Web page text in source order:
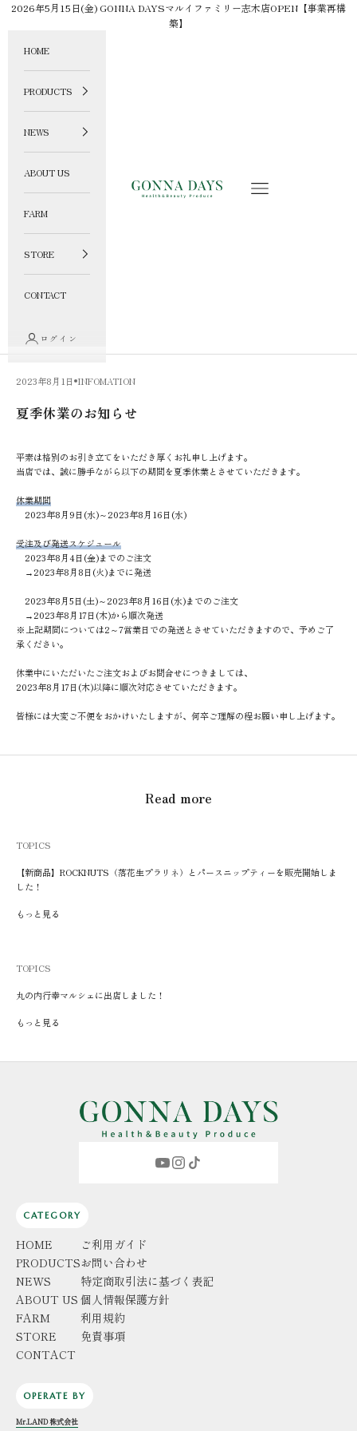
コンテンツへスキップ
2026年5月15日(金) GONNA DAYSマルイファミリー志木店OPEN【事業再構
築】
GONNA DAYS ONLINE STORE メニュー
HOME
PRODUCTS
NEWS
ABOUT US
FARM
STORE
CONTACT
ログイン
2023年8月1日 INFOMATION
夏季休業のお知らせ
平素は格別のお引き立てをいただき厚くお礼申し上げます。
当店では、誠に勝手ながら以下の期間を夏季休業とさせていただきます。
休業期間
2023年8月9日(水)～2023年8月16日(水)
受注及び発送スケジュール
2023年8月4日(金)までのご注文
→2023年8月8日(火)までに発送
2023年8月5日(土)～2023年8月16日(水)までのご注文
→2023年8月17日(木)から順次発送
※上記期間については2～7営業日での発送とさせていただきますので、予めご了
承ください。
休業中にいただいたご注文およびお問合せにつきましては、
2023年8月17日(木)以降に順次対応させていただきます。
皆様には大変ご不便をおかけいたしますが、何卒ご理解の程お願い申し上げます。
Read more
TOPICS
【新商品】ROCKNUTS（落花生プラリネ）とパースニップティーを販売開始しま
した！
もっと見る
TOPICS
丸の内行幸マルシェに出店しました！
もっと見る
CATEGORY
HOME
PRODUCTS
NEWS
ABOUT US
FARM
STORE
CONTACT
ご利用ガイド
お問い合わせ
特定商取引法に基づく表記
個人情報保護方針
利用規約
免責事項
OPERATE BY
Mr.LAND 株式会社